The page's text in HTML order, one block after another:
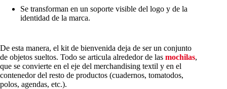
Se transforman en un soporte visible del logo y de la
identidad de la marca.
De esta manera, el kit de bienvenida deja de ser un conjunto
de objetos sueltos. Todo se articula alrededor de las mochilas,
que se convierte en el eje del merchandising textil y en el
contenedor del resto de productos (cuadernos, tomatodos,
polos, agendas, etc.).